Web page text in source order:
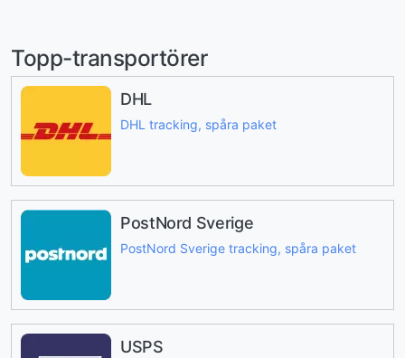
Topp-transportörer
DHL
DHL tracking, spåra paket
PostNord Sverige
PostNord Sverige tracking, spåra paket
USPS